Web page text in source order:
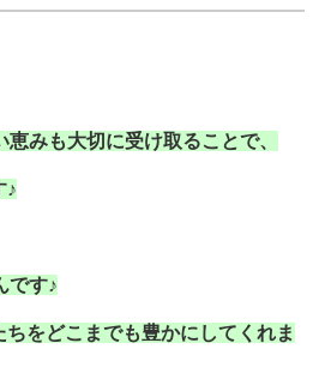
恵みも大切に受け取ることで、
♪
です♪
をどこまでも豊かにしてくれま